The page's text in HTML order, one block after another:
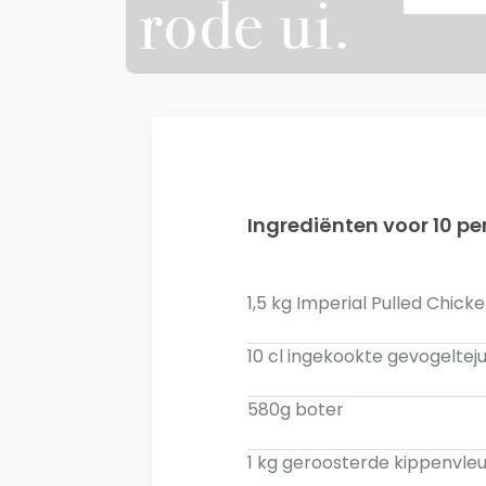
rode ui.
Ingrediënten voor 10
1,5 kg Imperial Pulled
10 cl ingekookte
580g boter
1 kg geroosterde